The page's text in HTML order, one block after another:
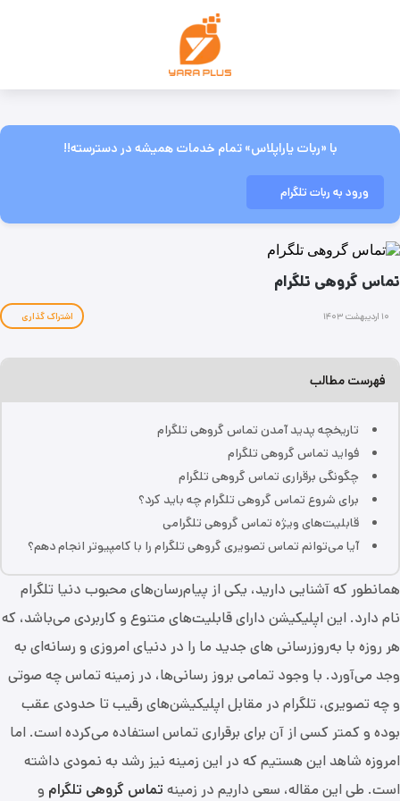
با «ربات یاراپلاس» تمام خدمات همیشه در دسترسته!!
ورود به ربات تلگرام
تماس گروهی تلگرام
۱۰ اردیبهشت ۱۴۰۳ اشتراک گذاری
فهرست مطالب
تاریخچه پدید آمدن تماس گروهی تلگرام
فواید تماس گروهی تلگرام
چگونگی برقراری تماس گروهی تلگرام
برای شروع تماس گروهی تلگرام چه باید کرد؟
قابلیت‌های ویژه تماس گروهی تلگرامی
آیا می‌توانم تماس تصویری گروهی تلگرام را با کامپیوتر انجام دهم؟
همانطور که آشنایی دارید، یکی از پیام‌رسان‌های محبوب دنیا تلگرام
نام دارد. این اپلیکیشن دارای قابلیت‌های متنوع‌ و کاربردی می‌باشد، که
هر روزه با به‌روزرسانی های جدید ما را در دنیای امروزی و رسانه‌ای به
وجد می‌آورد. با وجود تمامی بروز رسانی‌ها، در زمینه تماس چه صوتی
و چه تصویری، تلگرام در مقابل اپلیکیشن‌های رقیب تا حدودی عقب
بوده و کمتر کسی از آن برای برقراری تماس استفاده می‌کرده است. اما
امروزه شاهد این هستیم که در این زمینه نیز رشد به نمودی داشته
است. طی این مقاله، سعی داریم در زمینه تماس گروهی تلگرام و